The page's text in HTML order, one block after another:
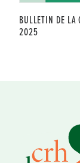
BULLETIN DE LA
2025